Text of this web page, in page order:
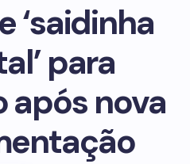
‘saidinha
para
após nova